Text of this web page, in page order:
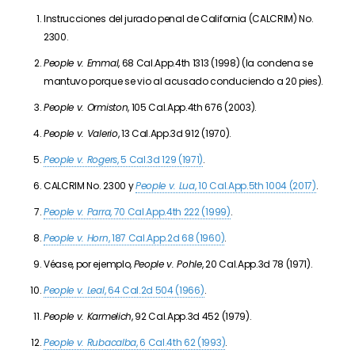
Instrucciones del jurado penal de California (CALCRIM) No.
2300.
People v. Emmal, 68 Cal.App.4th 1313 (1998) (la condena se
mantuvo porque se vio al acusado conduciendo a 20 pies).
People v. Ormiston, 105 Cal.App.4th 676 (2003).
People v. Valerio, 13 Cal.App.3d 912 (1970).
People v. Rogers, 5 Cal.3d 129 (1971).
CALCRIM No. 2300 yPeople v. Lua, 10 Cal.App.5th 1004 (2017).
People v. Parra, 70 Cal.App.4th 222 (1999).
People v. Horn, 187 Cal.App.2d 68 (1960).
Véase, por ejemplo,People v. Pohle, 20 Cal.App.3d 78 (1971).
People v. Leal, 64 Cal.2d 504 (1966).
People v. Karmelich, 92 Cal.App.3d 452 (1979).
People v. Rubacalba, 6 Cal.4th 62 (1993).